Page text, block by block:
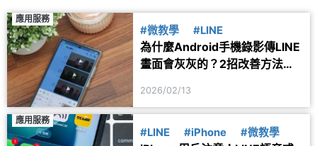
應用服務
#微教學 #LINE
為什麼Android手機錄影傳LINE
畫面會灰灰的？2招改善方法一
2026/02/13
應用服務
#LINE #iPhone #微教學